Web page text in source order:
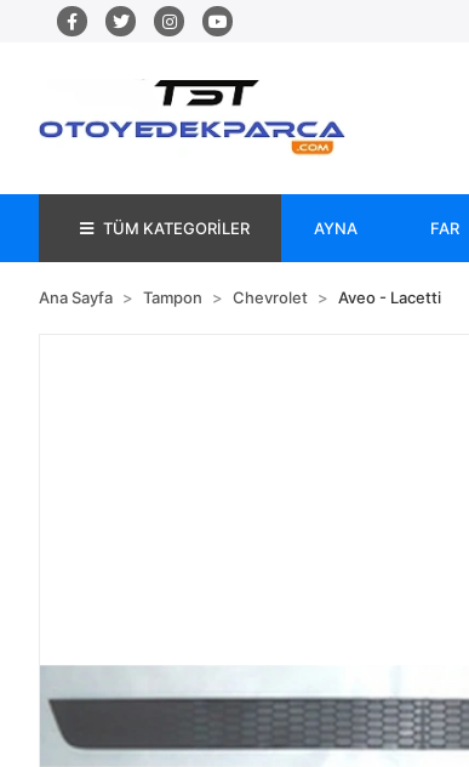
TÜM KATEGORİLER AYNA FAR
Ana Sayfa Tampon Chevrolet Aveo - Lacetti